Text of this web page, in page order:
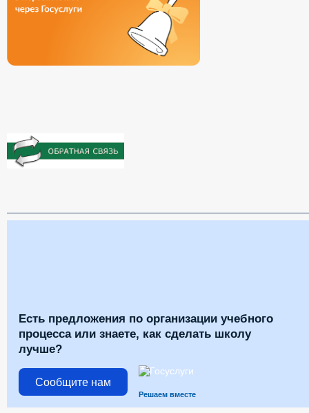
Есть предложения по организации учебного
процесса или знаете, как сделать школу
лучше?
Сообщите нам
Решаем вместе